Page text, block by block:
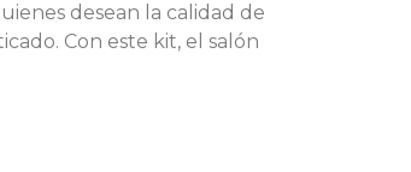
desean la calidad de
Con este kit, el salón